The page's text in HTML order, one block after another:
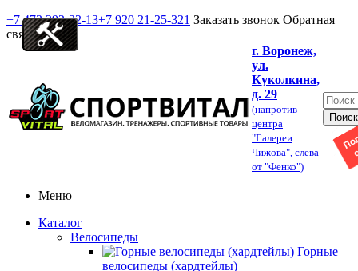
+7 473 292-32-13+7 920 21-25-321 Заказать звонок Обратная
связь
г. Воронеж,
ул.
Куколкина,
д. 29
(напротив
центра
"Галереи
Чижова", слева
от "Фенко")
Меню
Каталог
Велосипеды
Горные
велосипеды (хардтейлы)